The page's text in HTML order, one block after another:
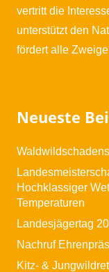
vertritt die
unterstützt den
fördert alle
Neueste
Hochklassiger
Temperaturen
Landesjägertag
Nachruf
Kitz- &